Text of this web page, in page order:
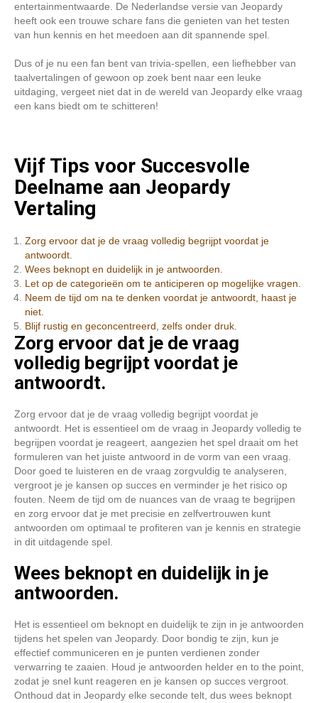
entertainmentwaarde. De Nederlandse versie van Jeopardy
heeft ook een trouwe schare fans die genieten van het testen
van hun kennis en het meedoen aan dit spannende spel.
Dus of je nu een fan bent van trivia-spellen, een liefhebber van
taalvertalingen of gewoon op zoek bent naar een leuke
uitdaging, vergeet niet dat in de wereld van Jeopardy elke vraag
een kans biedt om te schitteren!
Vijf Tips voor Succesvolle
Deelname aan Jeopardy
Vertaling
Zorg ervoor dat je de vraag volledig begrijpt voordat je
antwoordt.
Wees beknopt en duidelijk in je antwoorden.
Let op de categorieën om te anticiperen op mogelijke vragen.
Neem de tijd om na te denken voordat je antwoordt, haast je
niet.
Blijf rustig en geconcentreerd, zelfs onder druk.
Zorg ervoor dat je de vraag
volledig begrijpt voordat je
antwoordt.
Zorg ervoor dat je de vraag volledig begrijpt voordat je
antwoordt. Het is essentieel om de vraag in Jeopardy volledig te
begrijpen voordat je reageert, aangezien het spel draait om het
formuleren van het juiste antwoord in de vorm van een vraag.
Door goed te luisteren en de vraag zorgvuldig te analyseren,
vergroot je je kansen op succes en verminder je het risico op
fouten. Neem de tijd om de nuances van de vraag te begrijpen
en zorg ervoor dat je met precisie en zelfvertrouwen kunt
antwoorden om optimaal te profiteren van je kennis en strategie
in dit uitdagende spel.
Wees beknopt en duidelijk in je
antwoorden.
Het is essentieel om beknopt en duidelijk te zijn in je antwoorden
tijdens het spelen van Jeopardy. Door bondig te zijn, kun je
effectief communiceren en je punten verdienen zonder
verwarring te zaaien. Houd je antwoorden helder en to the point,
zodat je snel kunt reageren en je kansen op succes vergroot.
Onthoud dat in Jeopardy elke seconde telt, dus wees beknopt